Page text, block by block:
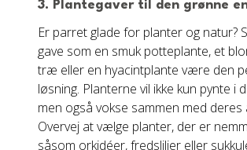
3. Plantegaver til den grønne
Er parret glade for planter og natur?
gave som en smuk potteplante, et
træ eller en hyacintplante være den
løsning. Planterne vil ikke kun pynte i
men også vokse sammen med
Overvej at vælge planter, der er
såsom orkidéer, fredsliljer eller